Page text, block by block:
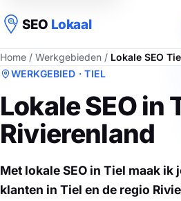
SEO Lokaal
Home / Werkgebieden / Lokale SEO
WERKGEBIED · TIEL
Lokale SEO in
Rivierenland
Met lokale SEO in Tiel maak
klanten in Tiel en de regio